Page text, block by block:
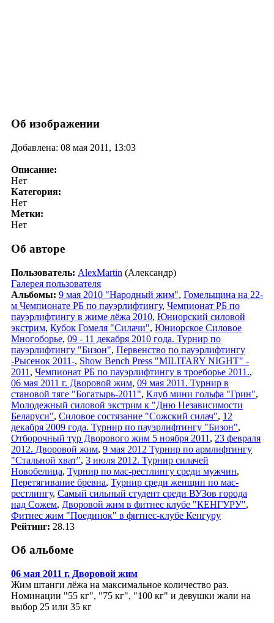
Об изображении
Добавлена: 08 мая 2011, 13:03
Описание:
Нет
Категория:
Нет
Метки:
Нет
Об авторе
Пользователь: AlexMartin (Александр)
Галерея пользователя
Альбомы: 9 мая 2010 "Народный жим", Гомельщина на 22-
м Чемпионате РБ по пауэрлифтингу, Чемпионат РБ по
пауэрлифтингу в жиме лёжа 2010, Юниорский силовой
экстрим, Кубок Гомеля "Силачи", Юниорское Силовое
Многоборье, 09 - 11 декабря 2010 года. Турнир по
пауэрлифтингу "Бизон", Первенство по пауэрлифтингу
-Рысенок 2011-, Show Bench Press "MILITARY NIGHT" -
2011 , Чемпионат РБ по пауэрлифтингу в троеборье 2011.,
06 мая 2011 г. Дворовой жим, 09 мая 2011. Турнир в
становой тяге "Богатырь-2011", Клуб мини гольфа "Грин",
Молодежный силовой экстрим к "Дню Независимости
Беларуси", Силовое состязание "Сожский силач", 12
декабря 2009 года. Турнир по пауэрлифтингу "Бизон",
Отборочный тур Дворового жим 5 ноября 2011 , 23 февраля
2012. Дворовой жим, 9 мая 2012 Турнир по армлифтингу
"Стальной хват", 3 июля 2012. Турнир силачей
Новобелица, Турнир по мас-рестлингу среди мужчин,
Перетягивание бревна, Турнир среди женщин по мас-
рестлингу, Самый сильный студент среди ВУЗов города
над Сожем, Дворовой жим в фитнес клубе "КЕНГУРУ",
Фитнес жим "Поединок" в фитнес-клубе Кенгуру
Рейтинг: 28.13
Об альбоме
06 мая 2011 г. Дворовой жим
Жим штанги лёжа на максимальное количество раз.
Номинации "55 кг", "75 кг", "100 кг" и девушки жали на
выбор 25 или 35 кг